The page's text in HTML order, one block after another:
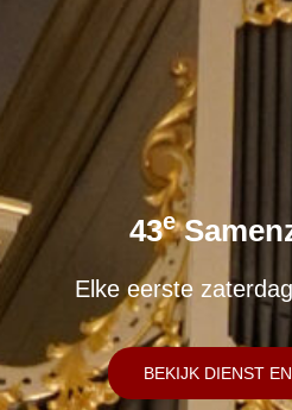
43E
Elke eerste
BEKIJK DIENST